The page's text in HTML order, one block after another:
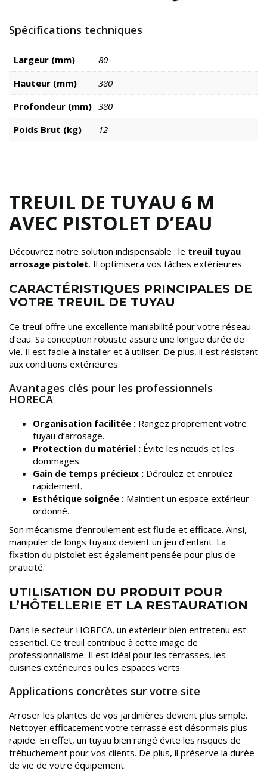
Spécifications techniques
Largeur (mm)
80
Hauteur (mm)
380
Profondeur (mm) 380
Poids Brut (kg)
12
TREUIL DE TUYAU 6 M
AVEC PISTOLET D’EAU
Découvrez notre solution indispensable : le treuil tuyau
arrosage pistolet. Il optimisera vos tâches extérieures.
CARACTÉRISTIQUES PRINCIPALES DE
VOTRE TREUIL DE TUYAU
Ce treuil offre une excellente maniabilité pour votre réseau
d’eau. Sa conception robuste assure une longue durée de
vie. Il est facile à installer et à utiliser. De plus, il est résistant
aux conditions extérieures.
Avantages clés pour les professionnels
HORECA
Organisation facilitée : Rangez proprement votre
tuyau d’arrosage.
Protection du matériel : Évite les nœuds et les
dommages.
Gain de temps précieux : Déroulez et enroulez
rapidement.
Esthétique soignée : Maintient un espace extérieur
ordonné.
Son mécanisme d’enroulement est fluide et efficace. Ainsi,
manipuler de longs tuyaux devient un jeu d’enfant. La
fixation du pistolet est également pensée pour plus de
praticité.
UTILISATION DU PRODUIT POUR
L’HÔTELLERIE ET LA RESTAURATION
Dans le secteur HORECA, un extérieur bien entretenu est
essentiel. Ce treuil contribue à cette image de
professionnalisme. Il est idéal pour les terrasses, les
cuisines extérieures ou les espaces verts.
Applications concrètes sur votre site
Arroser les plantes de vos jardinières devient plus simple.
Nettoyer efficacement votre terrasse est désormais plus
rapide. En effet, un tuyau bien rangé évite les risques de
trébuchement pour vos clients. De plus, il préserve la durée
de vie de votre équipement.